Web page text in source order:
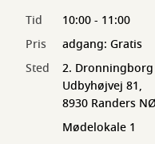
Tid
10:00 - 11:00
Pris
adgang: Gratis
Sted
2.
Udbyhøjvej 81,
8930 Randers
Mødelokale 1